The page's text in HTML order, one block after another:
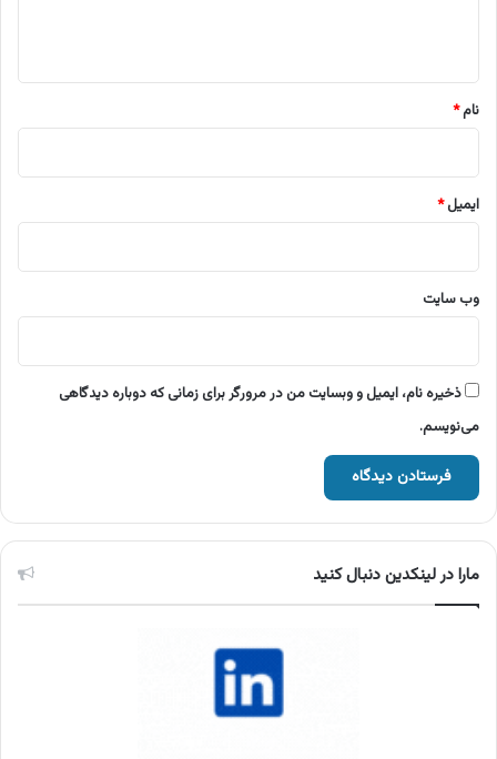
نام*
ایمیل*
وب‌ سایت
ذخیره نام، ایمیل و وبسایت من در مرورگر برای زمانی که دوباره دیدگاهی
می‌نویسم.
مارا در لینکدین دنبال کنید